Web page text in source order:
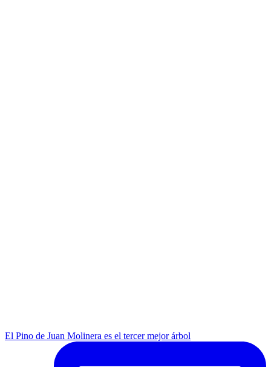
El Pino de Juan Molinera es el tercer mejor árbol